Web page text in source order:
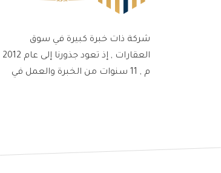
شركة ذات خبرة كبيرة في سوق
العقارات , إذ تعود جذورنا إلى عام 2012
م , 11 سنوات من الخبرة والعمل في